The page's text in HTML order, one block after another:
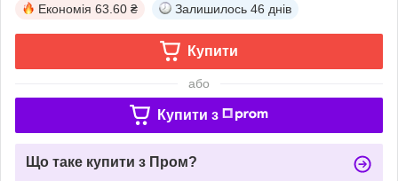
Економія 63.60 ₴ Залишилось 46 днів
Купити
або
Купити з
Що таке купити з Пром?